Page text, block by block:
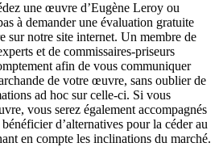
une œuvre d’Eugène Leroy ou
à demander une évaluation gratuite
sur notre site internet. Un membre de
et de commissaires-priseurs
afin de vous communiquer
de votre œuvre, sans oublier de
ad hoc sur celle-ci. Si vous
vous serez également accompagnés
d’alternatives pour la céder au
en compte les inclinations du marché.